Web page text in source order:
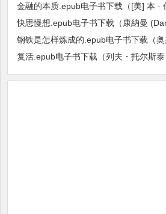
复活.epub电子书下载（列夫・托尔斯泰